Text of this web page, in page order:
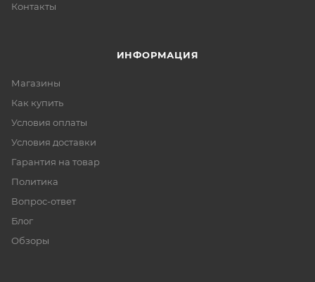
Контакты
ИНФОРМАЦИЯ
Магазины
Как купить
Условия оплаты
Условия доставки
Гарантия на товар
Политика
Вопрос-ответ
Блог
Обзоры